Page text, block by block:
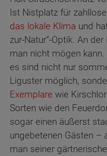
Ist Nistplatz für
das lokale Klima und
zur-Natur“-Optik. An
man nicht mögen
es sind nicht nur
Liguster möglich,
Exemplare wie
Sorten wie den
sogar einen äußerst
ungebetenen Gästen –
man seiner